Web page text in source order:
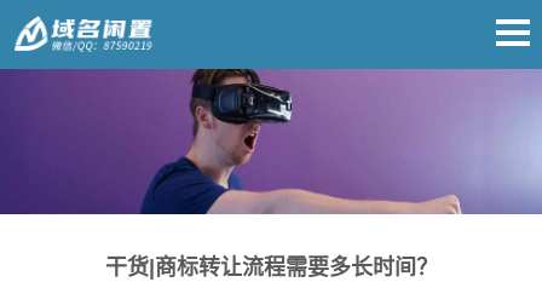
干货|商标转让流程需要多长时间？